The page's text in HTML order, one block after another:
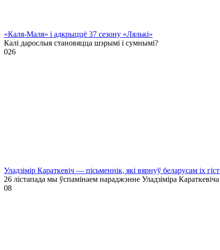
«Каля-Маля» і адкрыццё 37 сезону «Лялькі»
Калі дарослыя становяцца шэрымі і сумнымі?
026
Уладзімір Караткевіч — пісьменнік, які вярнуў беларусам іх
26 лістапада мы ўспамінаем нараджэнне Уладзіміра Караткевіча
08